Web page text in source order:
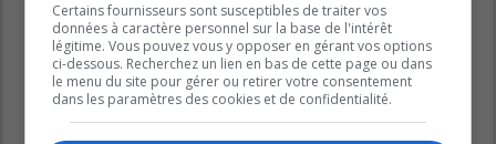
Certains fournisseurs sont susceptibles de traiter vos
données à caractère personnel sur la base de l'intérêt
légitime. Vous pouvez vous y opposer en gérant vos options
ci-dessous. Recherchez un lien en bas de cette page ou dans
le menu du site pour gérer ou retirer votre consentement
dans les paramètres des cookies et de confidentialité.